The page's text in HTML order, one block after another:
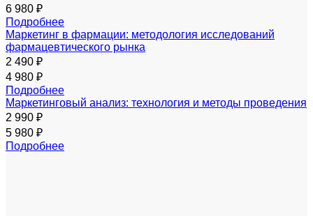
6 980 ₽
Подробнее
Маркетинг в фармации: методология исследований
фармацевтического рынка
2 490 ₽
4 980 ₽
Подробнее
Маркетинговый анализ: технология и методы проведения
2 990 ₽
5 980 ₽
Подробнее